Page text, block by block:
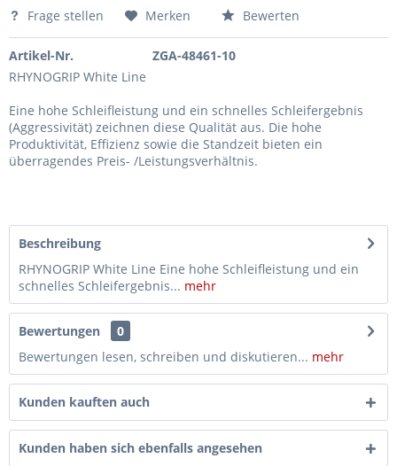
Frage stellen Merken Bewerten
Artikel-Nr.
ZGA-48461-10
RHYNOGRIP White Line
Eine hohe Schleifleistung und ein schnelles Schleifergebnis
(Aggressivität) zeichnen diese Qualität aus. Die hohe
Produktivität, Effizienz sowie die Standzeit bieten ein
überragendes Preis- /Leistungsverhältnis.
Beschreibung
RHYNOGRIP White Line Eine hohe Schleifleistung und ein
schnelles Schleifergebnis... mehr
Bewertungen
0
Bewertungen lesen, schreiben und diskutieren... mehr
Kunden kauften auch
Kunden haben sich ebenfalls angesehen